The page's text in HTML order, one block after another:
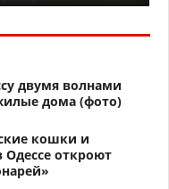
двумя волнами
дома (фото)
кошки и
Одессе откроют